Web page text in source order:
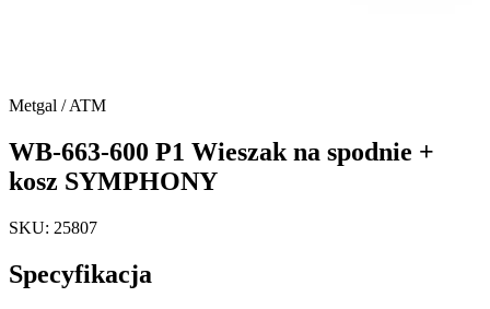
Metgal / ATM
WB-663-600 P1 Wieszak na spodnie +
kosz SYMPHONY
SKU: 25807
Specyfikacja